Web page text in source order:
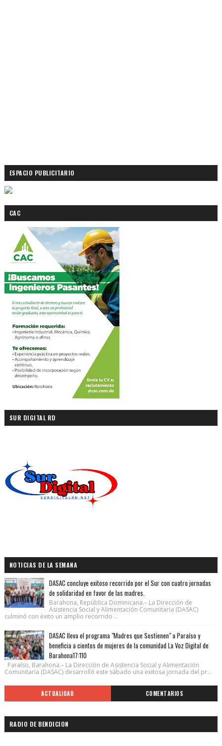
ESPACIO PUBLICITARIO
CAC
SUR DIGITAL RD
NOTICIAS DE LA SEMANA
DASAC concluye exitoso recorrido por el Sur con cuatro jornadas
de solidaridad en favor de las madres.
Barahona, República Dominicana.– La Dirección de
Asistencia Social y Alimentación Comunitaria (DASAC)
culminó con éxito un amplio recorrido ...
DASAC lleva el programa "Madres que Sostienen" a Paraíso y
beneficia a cientos de mujeres de la comunidad La Voz Digital de
Barahona17:110
Paraíso, Barahona.– La Dirección de Asistencia Social y Alimentación
Comunitaria (DASAC) desarrolló este sábado una exitosa jornada del pr...
ACTUALIDAD COMENTARIOS
RADIO DE BENDICION